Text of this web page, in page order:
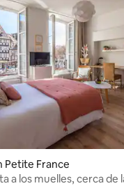
Petite France
a los muelles, cerca de